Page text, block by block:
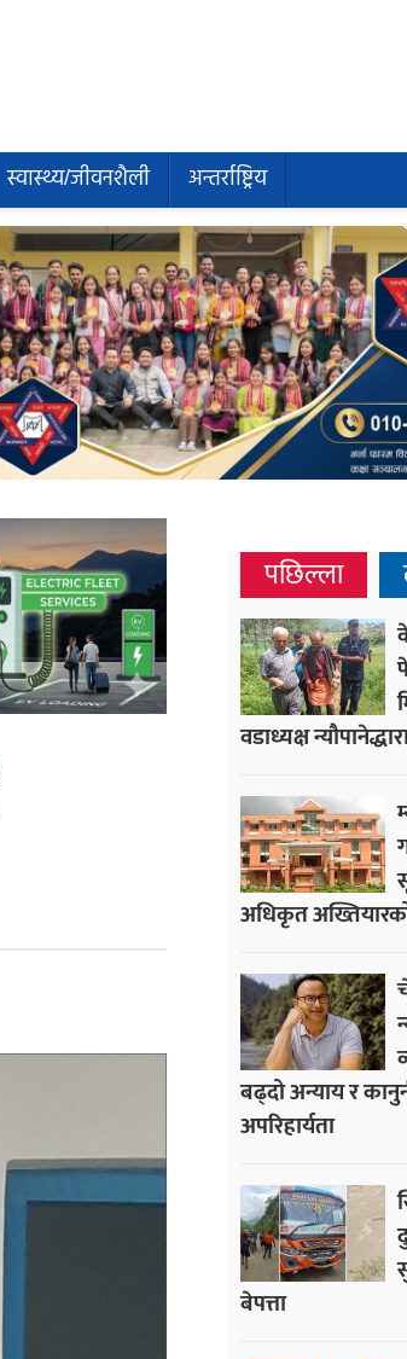
स्वास्थ्य/जीवनशैली अन्तर्राष्ट्रिय
पछिल्ला
वडाध्यक्ष
अधिकृत
बढ्दो अन्याय र
अपरिहार्यता
बेपत्ता